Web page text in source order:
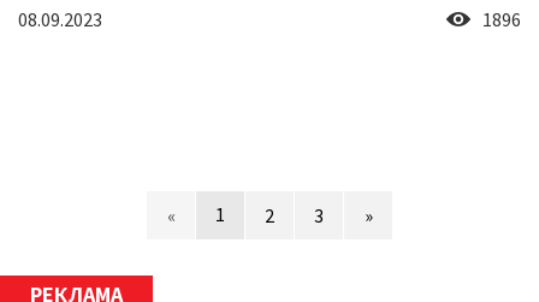
08.09.2023 1896
« 1 2 3 »
РЕКЛАМА